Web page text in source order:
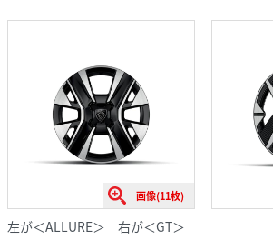
画像(11枚)
左が＜ALLURE＞ 右が＜GT＞